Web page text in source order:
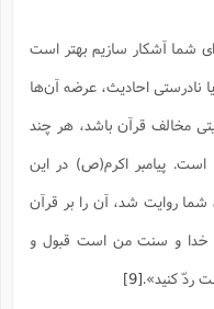
شما آشکار سازیم بهتر است
نادرستی احادیث، عرضه آن‌ها
مخالف قرآن باشد، هر چند
پیامبر اکرم(ص) در این
روایت شد، آن را بر قرآن
خدا و سنت من است قبول و
ردّ کنید».‌[9]